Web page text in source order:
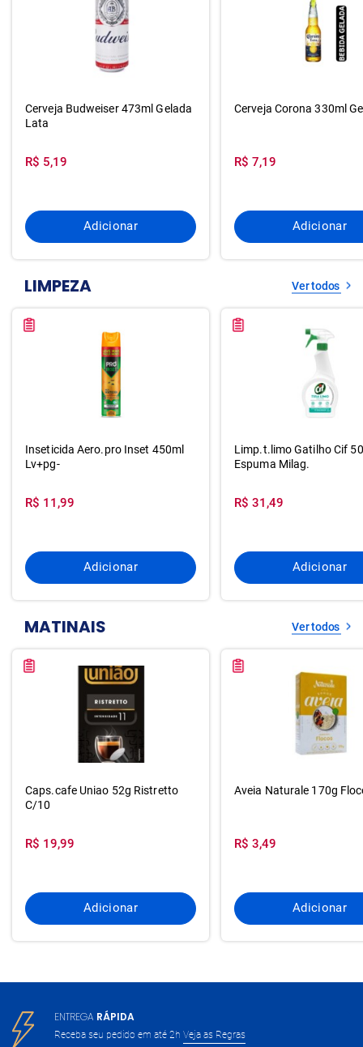
Cerveja Budweiser 473ml Gelada
Lata
R$ 5,19
Adicionar
Cerveja Corona 330ml
R$ 7,19
Adicionar
LIMPEZA Ver todos
Inseticida Aero.pro Inset 450ml
Lv+pg-
R$ 11,99
Adicionar
Limp.t.limo Gatilho Cif
Espuma Milag.
R$ 31,49
Adicionar
MATINAIS Ver todos
Caps.cafe Uniao 52g Ristretto
C/10
R$ 19,99
Adicionar
Aveia Naturale 170g
R$ 3,49
Adicionar
ENTREGA RÁPIDA
Receba seu pedido em até 2h Veja as Regras